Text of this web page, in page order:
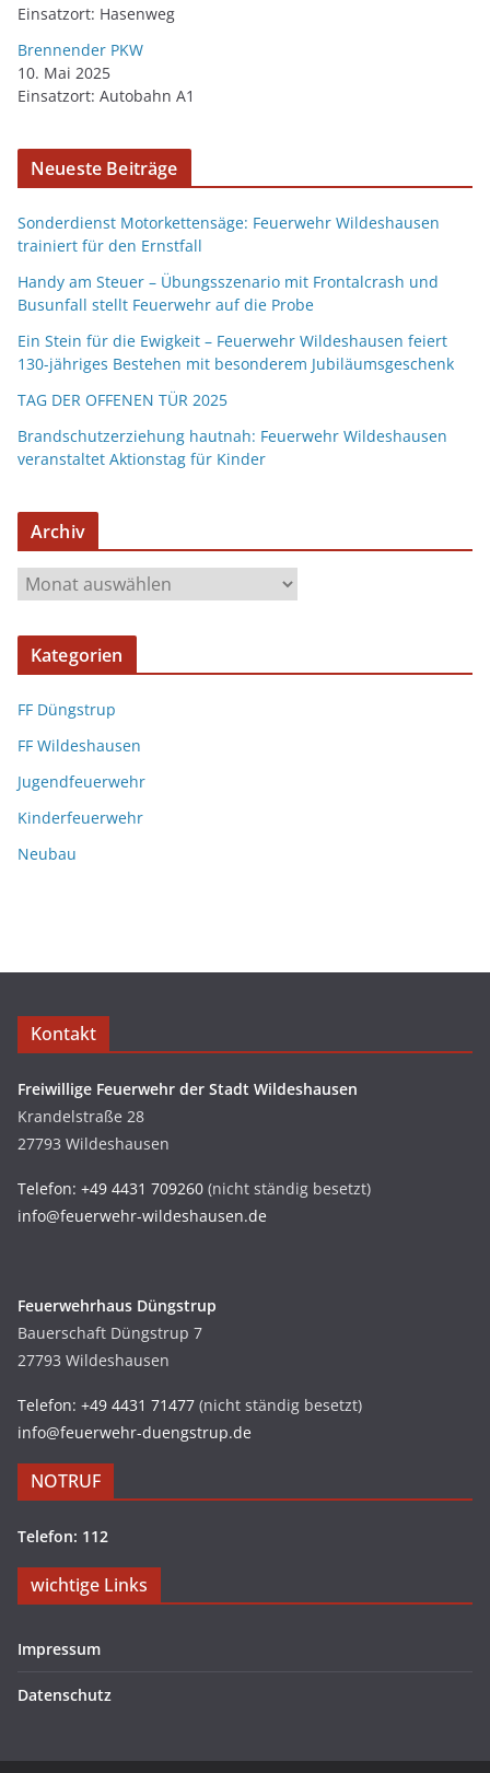
Einsatzort: Hasenweg
Brennender PKW
10. Mai 2025
Einsatzort: Autobahn A1
Neueste Beiträge
Sonderdienst Motorkettensäge: Feuerwehr Wildeshausen
trainiert für den Ernstfall
Handy am Steuer – Übungsszenario mit Frontalcrash und
Busunfall stellt Feuerwehr auf die Probe
Ein Stein für die Ewigkeit – Feuerwehr Wildeshausen feiert
130-jähriges Bestehen mit besonderem Jubiläumsgeschenk
TAG DER OFFENEN TÜR 2025
Brandschutzerziehung hautnah: Feuerwehr Wildeshausen
veranstaltet Aktionstag für Kinder
Archiv
Kategorien
FF Düngstrup
FF Wildeshausen
Jugendfeuerwehr
Kinderfeuerwehr
Neubau
Kontakt
Freiwillige Feuerwehr der Stadt Wildeshausen
Krandelstraße 28
27793 Wildeshausen
Telefon: +49 4431 709260 (nicht ständig besetzt)
info@feuerwehr-wildeshausen.de
Feuerwehrhaus Düngstrup
Bauerschaft Düngstrup 7
27793 Wildeshausen
Telefon: +49 4431 71477 (nicht ständig besetzt)
info@feuerwehr-duengstrup.de
NOTRUF
Telefon: 112
wichtige Links
Impressum
Datenschutz